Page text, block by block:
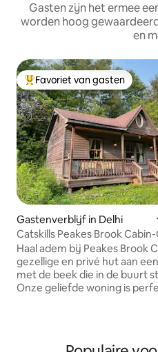
Gasten zijn het ermee
worden hoog
en
Topfavoriet van gasten
Favoriet van gasten
Gastenverblijf in Delhi
Catskills Peakes Brook
Pond & Privacy
Haal adem bij Peakes Brook
gezellige en privé hut aan
met de beek die in de buurt
Onze geliefde woning is